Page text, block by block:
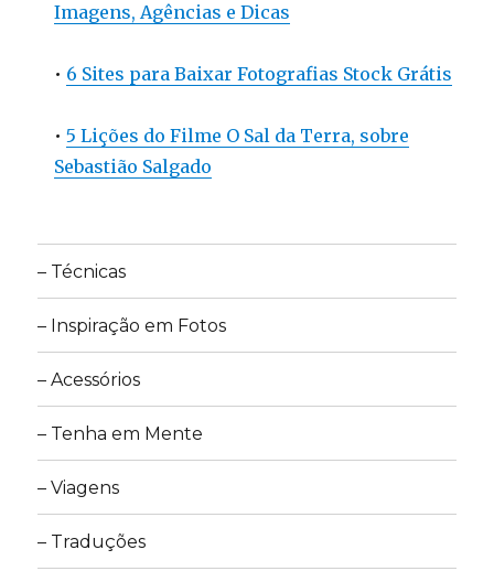
Imagens, Agências e Dicas
• 6 Sites para Baixar Fotografias Stock Grátis
•5 Lições do Filme O Sal da Terra, sobre
Sebastião Salgado
– Técnicas
– Inspiração em Fotos
– Acessórios
– Tenha em Mente
– Viagens
– Traduções